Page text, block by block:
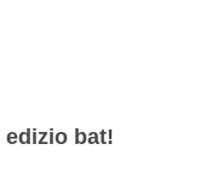
edizio bat!